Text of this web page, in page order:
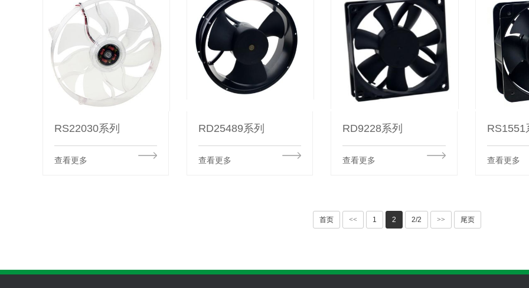
RS22030系列
查看更多
RD25489系列
查看更多
RD9228系列
查看更多
RS1551
查看更多
首页 << 1 2 2/2 >> 尾页